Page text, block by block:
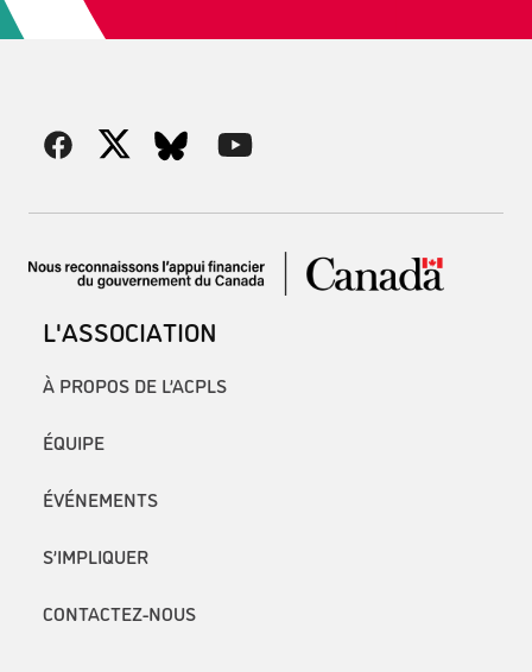
L'ASSOCIATION
À PROPOS DE L’ACPLS
ÉQUIPE
ÉVÉNEMENTS
S’IMPLIQUER
CONTACTEZ-NOUS